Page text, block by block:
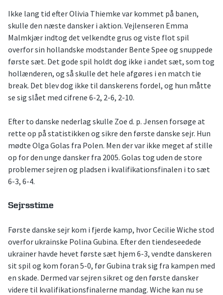
Ikke lang tid efter Olivia Thiemke var kommet på banen,
skulle den næste dansker i aktion. Vejlenseren Emma
Malmkjær indtog det velkendte grus og viste flot spil
overfor sin hollandske modstander Bente Spee og snuppede
første sæt. Det gode spil holdt dog ikke i andet sæt, som tog
hollænderen, og så skulle det hele afgøres i en match tie
break. Det blev dog ikke til danskerens fordel, og hun måtte
se sig slået med cifrene 6-2, 2-6, 2-10.
Efter to danske nederlag skulle Zoe d. p. Jensen forsøge at
rette op på statistikken og sikre den første danske sejr. Hun
mødte Olga Golas fra Polen. Men der var ikke meget af stille
op for den unge dansker fra 2005. Golas tog uden de store
problemer sejren og pladsen i kvalifikationsfinalen i to sæt
6-3, 6-4.
Sejrsstime
Første danske sejr kom i fjerde kamp, hvor Cecilie Wiche stod
overfor ukrainske Polina Gubina. Efter den tiendeseedede
ukrainer havde hevet første sæt hjem 6-3, vendte danskeren
sit spil og kom foran 5-0, før Gubina trak sig fra kampen med
en skade. Dermed var sejren sikret og den første dansker
videre til kvalifikationsfinalerne mandag. Wiche kan nu se